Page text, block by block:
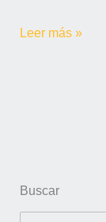
Leer más »
Buscar